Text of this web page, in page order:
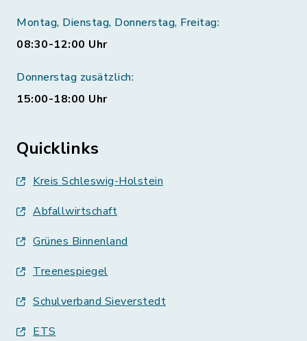
Montag, Dienstag, Donnerstag, Freitag:
08:30-12:00 Uhr
Donnerstag zusätzlich:
15:00-18:00 Uhr
Quicklinks
Kreis Schleswig-Holstein
Abfallwirtschaft
Grünes Binnenland
Treenespiegel
Schulverband Sieverstedt
ETS